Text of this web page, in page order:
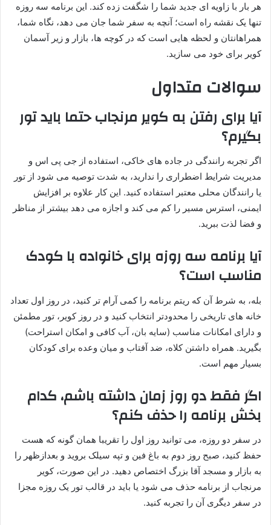
هر بار با زاویه ای جدید شما را شگفت زده کند. این برنامه سه روزه
تنها یک نقشه راه است؛ آنچه به سفر شما جان می دهد، نگاه شما،
همراهانتان و لحظه هایی است که در کوچه ها، بازار و زیر آسمان
کویر برای خود می سازید.
سوالات متداول
آیا برای رفتن به کویر مرنجاب حتما باید تور
بگیرم؟
اگر تجربه رانندگی در جاده های خاکی، استفاده از جی پی اس و
مدیریت شرایط اضطراری را ندارید، به شدت توصیه می شود از تور
یا رانندگان محلی معتبر استفاده کنید. این کار علاوه بر افزایش
ایمنی، استرس مسیر را کم می کند و اجازه می دهد بیشتر از مناظر
و فضا لذت ببرید.
آیا برنامه سه روزه برای خانواده با کودک
مناسب است؟
بله، به شرط آن که ریتم برنامه را کمی آرام تر کنید، در روز اول تعداد
خانه های تاریخی را محدودتر انتخاب کنید و در روز کویر، تور مطمئن
و دارای امکانات مناسب (سایه بان، آب کافی و امکان استراحت)
بگیرید. همراه داشتن کلاه، ضد آفتاب و میان وعده برای کودکان
بسیار مهم است.
اگر فقط دو روز زمان داشته باشم، کدام
بخش برنامه را حذف کنم؟
در سفر دو روزه، می توانید روز اول را تقریبا همان گونه که هست
حفظ کنید، صبح روز دوم به باغ فین و تپه سیلک بروید و بعدازظهر را
به بازار و مسجد آقا بزرگ اختصاص دهید. در این صورت، کویر
مرنجاب از برنامه حذف می شود یا باید در قالب تور یک روزه مجزا
در سفر دیگری آن را تجربه کنید.